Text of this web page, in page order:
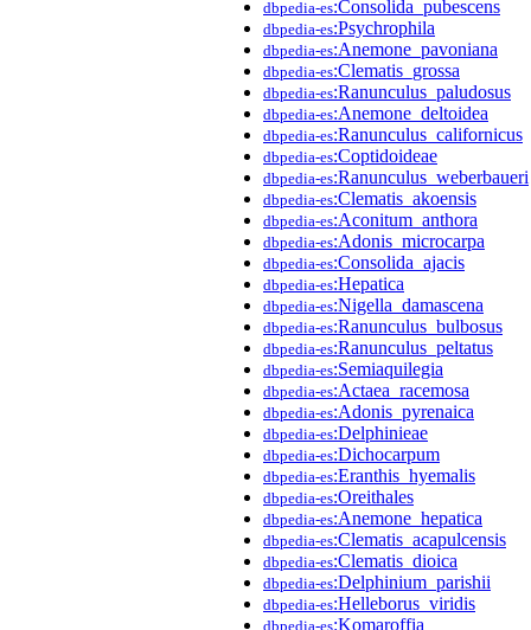
dbpedia-es:Consolida_pubescens
dbpedia-es:Psychrophila
dbpedia-es:Anemone_pavoniana
dbpedia-es:Clematis_grossa
dbpedia-es:Ranunculus_paludosus
dbpedia-es:Anemone_deltoidea
dbpedia-es:Ranunculus_californicus
dbpedia-es:Coptidoideae
dbpedia-es:Ranunculus_weberbaueri
dbpedia-es:Clematis_akoensis
dbpedia-es:Aconitum_anthora
dbpedia-es:Adonis_microcarpa
dbpedia-es:Consolida_ajacis
dbpedia-es:Hepatica
dbpedia-es:Nigella_damascena
dbpedia-es:Ranunculus_bulbosus
dbpedia-es:Ranunculus_peltatus
dbpedia-es:Semiaquilegia
dbpedia-es:Actaea_racemosa
dbpedia-es:Adonis_pyrenaica
dbpedia-es:Delphinieae
dbpedia-es:Dichocarpum
dbpedia-es:Eranthis_hyemalis
dbpedia-es:Oreithales
dbpedia-es:Anemone_hepatica
dbpedia-es:Clematis_acapulcensis
dbpedia-es:Clematis_dioica
dbpedia-es:Delphinium_parishii
dbpedia-es:Helleborus_viridis
dbpedia-es:Komaroffia